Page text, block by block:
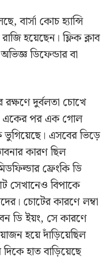
বার্সা কোচ হ্যান্সি
হয়েছেন। ফ্লিক ক্লাব
ডিফেন্ডার বা
দুর্বলতা চোখে
একের পর এক গোল
ভুগিয়েছে। এসবের ভিড়ে
কারণ ছিল
ফ্রেংকি ডি
সেখানেও বিপাকে
চোটের কারণে লম্বা
ডি ইয়ং, সে কারণে
হয়ে দাঁড়িয়েছিল
দিকে হাত বাড়িয়েছে